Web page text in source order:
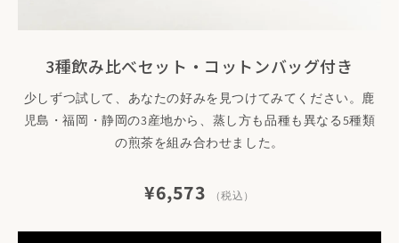
煎茶堂東京の美学である「引き算」を追求した真っ白の専用
のギフトボックスにお入れいたします。
3種飲み比べセット・コットンバッグ付き
少しずつ試して、あなたの好みを見つけてみてください。鹿
児島・福岡・静岡の3産地から、蒸し方も品種も異なる5種類
の煎茶を組み合わせました。
¥6,573 （税込）